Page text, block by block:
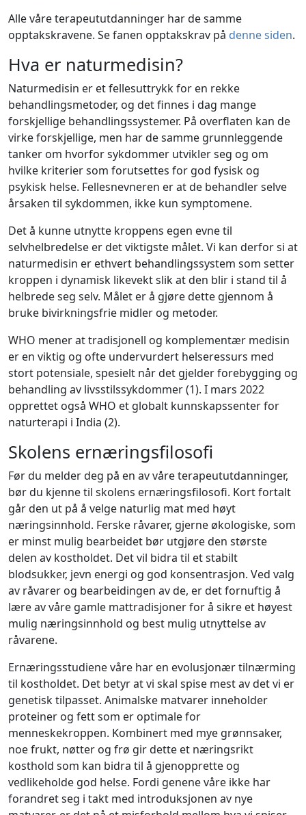
Alle våre terapeututdanninger har de samme
opptakskravene. Se fanen opptakskrav på denne siden.
Hva er naturmedisin?
Naturmedisin er et fellesuttrykk for en rekke
behandlingsmetoder, og det finnes i dag mange
forskjellige behandlingssystemer. På overflaten kan de
virke forskjellige, men har de samme grunnleggende
tanker om hvorfor sykdommer utvikler seg og om
hvilke kriterier som forutsettes for god fysisk og
psykisk helse. Fellesnevneren er at de behandler selve
årsaken til sykdommen, ikke kun symptomene.
Det å kunne utnytte kroppens egen evne til
selvhelbredelse er det viktigste målet. Vi kan derfor si at
naturmedisin er ethvert behandlingssystem som setter
kroppen i dynamisk likevekt slik at den blir i stand til å
helbrede seg selv. Målet er å gjøre dette gjennom å
bruke bivirkningsfrie midler og metoder.
WHO mener at tradisjonell og komplementær medisin
er en viktig og ofte undervurdert helseressurs med
stort potensiale, spesielt når det gjelder forebygging og
behandling av livsstilssykdommer (1). I mars 2022
opprettet også WHO et globalt kunnskapssenter for
naturterapi i India (2).
Skolens ernæringsfilosofi
Før du melder deg på en av våre terapeututdanninger,
bør du kjenne til skolens ernæringsfilosofi. Kort fortalt
går den ut på å velge naturlig mat med høyt
næringsinnhold. Ferske råvarer, gjerne økologiske, som
er minst mulig bearbeidet bør utgjøre den største
delen av kostholdet. Det vil bidra til et stabilt
blodsukker, jevn energi og god konsentrasjon. Ved valg
av råvarer og bearbeidingen av de, er det fornuftig å
lære av våre gamle mattradisjoner for å sikre et høyest
mulig næringsinnhold og best mulig utnyttelse av
råvarene.
Ernæringsstudiene våre har en evolusjonær tilnærming
til kostholdet. Det betyr at vi skal spise mest av det vi er
genetisk tilpasset. Animalske matvarer inneholder
proteiner og fett som er optimale for
menneskekroppen. Kombinert med mye grønnsaker,
noe frukt, nøtter og frø gir dette et næringsrikt
kosthold som kan bidra til å gjenopprette og
vedlikeholde god helse. Fordi genene våre ikke har
forandret seg i takt med introduksjonen av nye